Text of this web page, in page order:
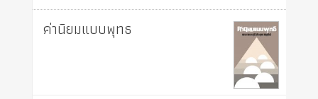
ค่านิยมแบบพุทธ